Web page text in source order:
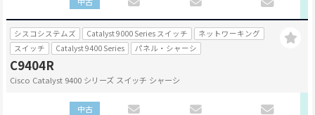
シスコシステムズ Catalyst 9000 Series スイッチ
ネットワーキング
スイッチ
Catalyst 9400 Series パネル・シャーシ
C9404R
Cisco Catalyst 9400 シリーズ スイッチ シャーシ
中古